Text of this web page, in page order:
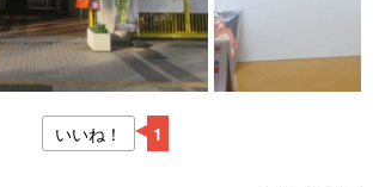
いいね！ 1